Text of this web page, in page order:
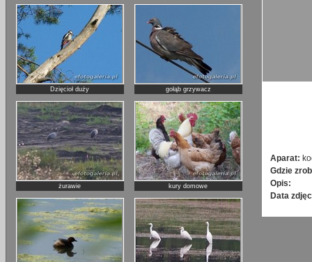
Dzięcioł duży gołąb grzywacz
żurawie kury domowe
Aparat:
Gdzie
Opis:
Data